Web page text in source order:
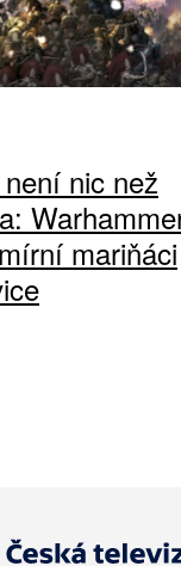
nic než
mariňáci